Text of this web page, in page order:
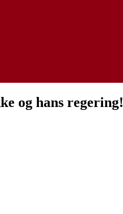
og hans regering!